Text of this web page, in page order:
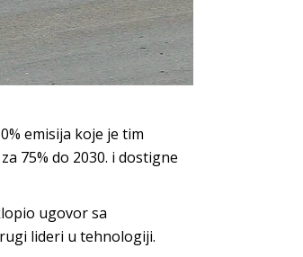
emisija koje je tim
75% do 2030. i dostigne
ugovor sa
lideri u tehnologiji.